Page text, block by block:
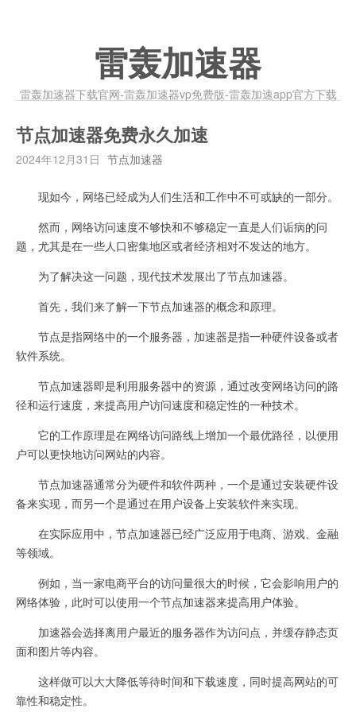
雷轰加速器
雷轰加速器下载官网-雷轰加速器vp免费版-雷轰加速app官方下载
节点加速器免费永久加速
2024年12月31日 节点加速器
现如今，网络已经成为人们生活和工作中不可或缺的一部分。
然而，网络访问速度不够快和不够稳定一直是人们诟病的问
题，尤其是在一些人口密集地区或者经济相对不发达的地方。
为了解决这一问题，现代技术发展出了节点加速器。
首先，我们来了解一下节点加速器的概念和原理。
节点是指网络中的一个服务器，加速器是指一种硬件设备或者
软件系统。
节点加速器即是利用服务器中的资源，通过改变网络访问的路
径和运行速度，来提高用户访问速度和稳定性的一种技术。
它的工作原理是在网络访问路线上增加一个最优路径，以便用
户可以更快地访问网站的内容。
节点加速器通常分为硬件和软件两种，一个是通过安装硬件设
备来实现，而另一个是通过在用户设备上安装软件来实现。
在实际应用中，节点加速器已经广泛应用于电商、游戏、金融
等领域。
例如，当一家电商平台的访问量很大的时候，它会影响用户的
网络体验，此时可以使用一个节点加速器来提高用户体验。
加速器会选择离用户最近的服务器作为访问点，并缓存静态页
面和图片等内容。
这样做可以大大降低等待时间和下载速度，同时提高网站的可
靠性和稳定性。